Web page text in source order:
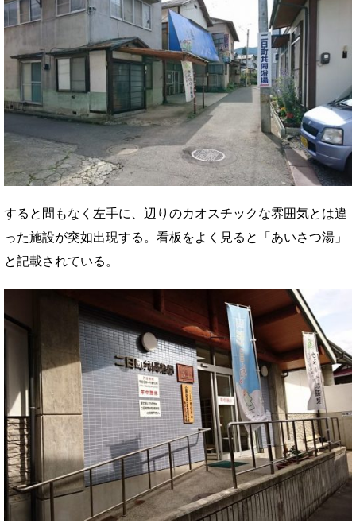
すると間もなく左手に、辺りのカオスチックな雰囲気とは違
った施設が突如出現する。看板をよく見ると「あいさつ湯」
と記載されている。